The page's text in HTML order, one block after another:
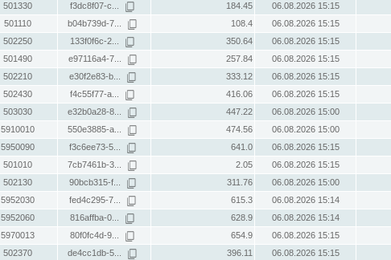
501330 f3dc8f07-c... 184.45
06.08.2026 15:15
501110 b04b739d-7... 108.4
06.08.2026 15:15
502250 133f0f6c-2... 350.64
06.08.2026 15:15
501490 e97116a4-7... 257.84
06.08.2026 15:15
502210 e30f2e83-b... 333.12
06.08.2026 15:15
502430 f4c55f77-a... 416.06
06.08.2026 15:15
503030 e32b0a28-8... 447.22
06.08.2026 15:00
5910010 550e3885-a... 474.56
06.08.2026 15:00
5950090 f3c6ee73-5... 641.0
06.08.2026 15:15
501010 7cb7461b-3... 2.05
06.08.2026 15:15
502130 90bcb315-f... 311.76
06.08.2026 15:00
5952030 fed4c295-7... 615.3
06.08.2026 15:14
5952060 816affba-0... 628.9
06.08.2026 15:14
5970013 80f0fc4d-9... 654.9
06.08.2026 15:15
502370 de4cc1db-5... 396.11 06.08.2026 15:15